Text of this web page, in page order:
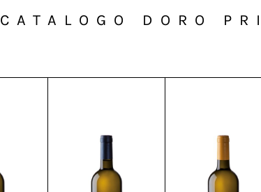
CATALOGO DORO